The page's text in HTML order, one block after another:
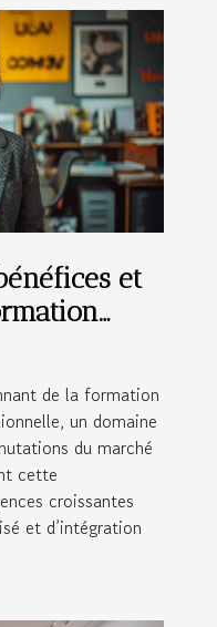
et
de la formation
un domaine
du marché
cette
croissantes
et d’intégration